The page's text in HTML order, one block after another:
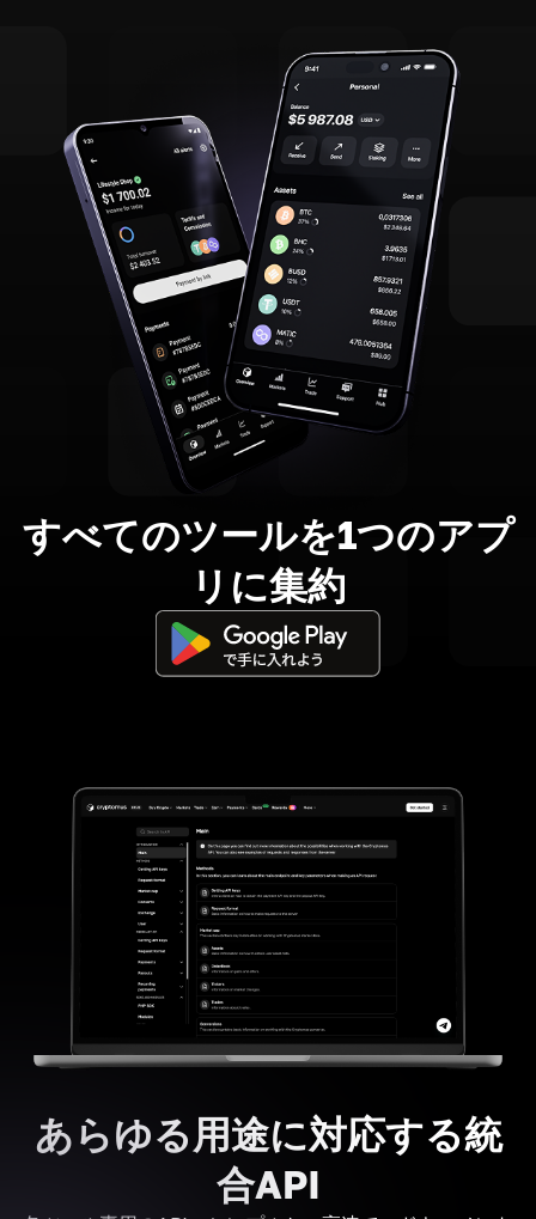
すべてのツールを1つのアプ
リに集約
あらゆる用途に対応する統
合API